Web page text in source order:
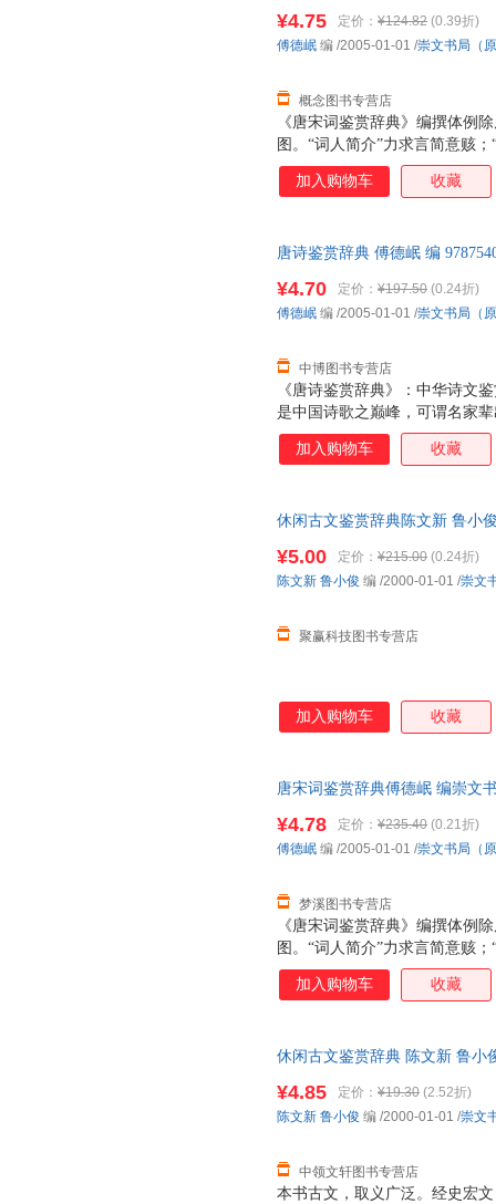
《唐宋词鉴赏辞典》编撰体例
图。“词人简介”力求言简意赅
深入浅出，生动活泼，优美精
情；适量的“插图”则以视觉形
唱，可谓事半功倍。愿我们精
五代起，至北宋南宋而大成，
风格各异，精品如林。《唐宋
¥4.75 定价： ¥124.82 (0.39折)
概念图书专营店
傅德岷 编 /2005-01-01 /崇文书局（
加入购物车 收藏
唐诗鉴赏辞典 傅德岷 编
《唐诗鉴赏辞典》：中华诗文
是中国诗歌之巅峰，可谓名家
以其卓越的思想性、艺术性永
臻，千古流传，脍炙人口，受
外，特有诗人简介、注释、鉴
¥4.70 定价： ¥197.50 (0.24折)
中博图书专营店
傅德岷 编 /2005-01-01 /崇文书局（
加入购物车 收藏
休闲古文鉴赏辞典陈文新 鲁小
¥5.00 定价： ¥215.00 (0.24折)
聚赢科技图书专营店
陈文新 鲁小俊 编 /2000-01-01 /崇文
加入购物车 收藏
唐宋词鉴赏辞典傅德岷 编崇文
《唐宋词鉴赏辞典》编撰体例
图。“词人简介”力求言简意赅
深入浅出，生动活泼，优美精
情；适量的“插图”则以视觉形
可谓事半功倍。愿我们精心编
起，至北宋南宋而大成，由小
各异，精品如林。《唐宋词鉴
¥4.78 定价： ¥235.40 (0.21折)
梦溪图书专营店
傅德岷 编 /2005-01-01 /崇文书局（
加入购物车 收藏
休闲古文鉴赏辞典 陈文新 鲁小
本书古文，取义广泛。经史宏
¥4.85 定价： ¥19.30 (2.52折)
中领文轩图书专营店
陈文新 鲁小俊 编 /2000-01-01 /崇文